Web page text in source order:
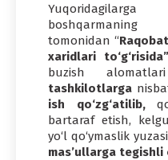
boshqarmaning
tomonidan “
xaridlari to‘g‘risida”
buzish
tashkilotlarga
ish qo‘zg‘atilib,
bartaraf etish,
yo‘l qo‘ymaslik
mas’ullarga tegishli